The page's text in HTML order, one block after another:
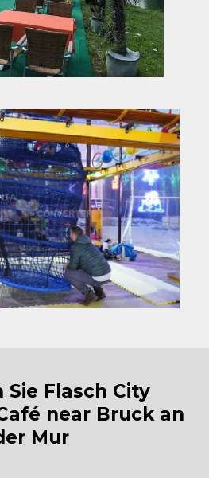
Sie Flasch City
near Bruck an
Mur